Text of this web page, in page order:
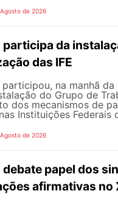
de 2026
participa da
das IFE
participou, na manhã
do Grupo de
dos mecanismos de
Instituições Federais
de 2026
debate papel dos
afirmativas no